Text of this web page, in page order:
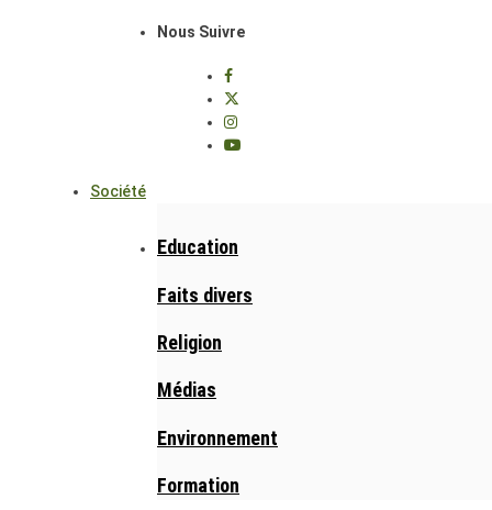
Nous Suivre
Société
Education
Faits divers
Religion
Médias
Environnement
Formation